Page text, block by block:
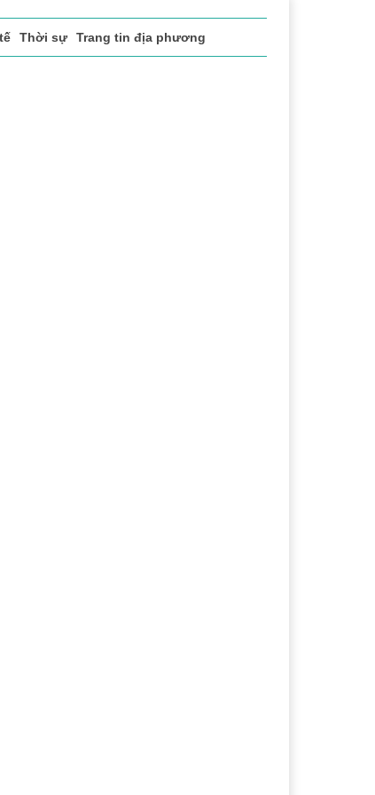
Thời sự Trang tin địa phương
xã hội